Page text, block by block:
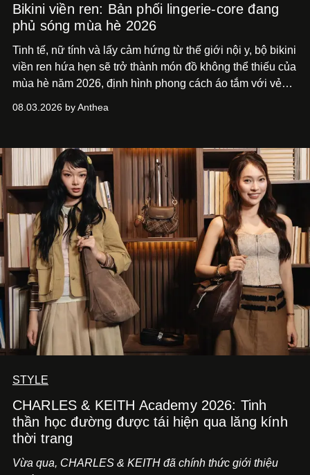
Bikini viền ren: Bản phối lingerie-core đang
phủ sóng mùa hè 2026
Tinh tế, nữ tính và lấy cảm hứng từ thế giới nội y, bộ bikini
viền ren hứa hẹn sẽ trở thành món đồ không thể thiếu của
mùa hè năm 2026, định hình phong cách áo tắm với vẻ
08.03.2026 by Anthea
STYLE
CHARLES & KEITH Academy 2026: Tinh
thần học đường được tái hiện qua lăng kính
thời trang
Vừa qua, CHARLES & KEITH đã chính thức giới thiệu